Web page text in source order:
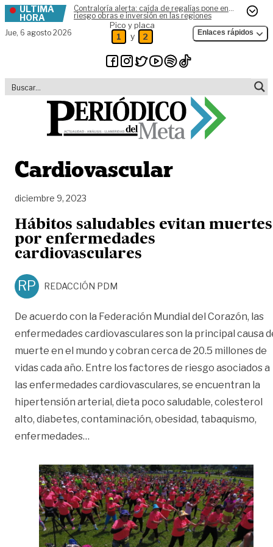
Skip to content
ÚLTIMA
HORA
Contraloría alerta: caída de regalías pone en
riesgo obras e inversión en las regiones
Jue, 6 agosto 2026
Pico y placa
1 y 2 Enlaces rápidos
Cardiovascular
diciembre 9, 2023
Hábitos saludables evitan muertes
por enfermedades
cardiovasculares
RP REDACCIÓN PDM
De acuerdo con la Federación Mundial del Corazón, las
enfermedades cardiovasculares son la principal causa
muerte en el mundo y cobran cerca de 20.5 millones de
vidas cada año. Entre los factores de riesgo asociados a
las enfermedades cardiovasculares, se encuentran la
hipertensión arterial, dieta poco saludable, colesterol
alto, diabetes, contaminación, obesidad, tabaquismo,
enfermedades…